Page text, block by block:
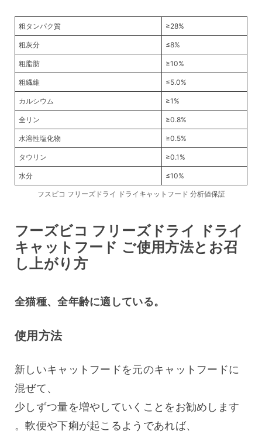
粗タンパク質 ≥28%
粗灰分 ≤8%
粗脂肪 ≥10%
粗繊維 ≤5.0%
カルシウム ≥1%
全リン ≥0.8%
水溶性塩化物 ≥0.5%
タウリン ≥0.1%
水分 ≤10%
フスビコ フリーズドライ ドライキャットフード 分析値保証
フーズビコ フリーズドライ ドライ
キャットフード ご使用方法とお召
し上がり方
全猫種、全年齢に適している。
使用方法
新しいキャットフードを元のキャットフードに
混ぜて、
少しずつ量を増やしていくことをお勧めします
。軟便や下痢が起こるようであれば、